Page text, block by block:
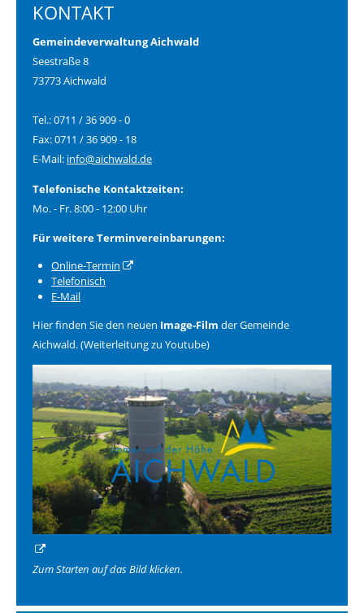
KONTAKT
Gemeindeverwaltung Aichwald
Seestraße 8
73773 Aichwald
Tel.: 0711 / 36 909 - 0
Fax: 0711 / 36 909 - 18
E-Mail: info@aichwald.de
Telefonische Kontaktzeiten:
Mo. - Fr. 8:00 - 12:00 Uhr
Für weitere Terminvereinbarungen:
Online-Termin
Telefonisch
E-Mail
Hier finden Sie den neuen Image-Film der Gemeinde
Aichwald. (Weiterleitung zu Youtube)
Zum Starten auf das Bild klicken.